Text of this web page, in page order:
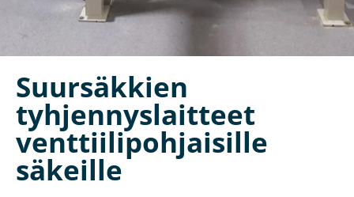
Suursäkkien
tyhjennyslaitteet
venttiilipohjaisille
säkeille